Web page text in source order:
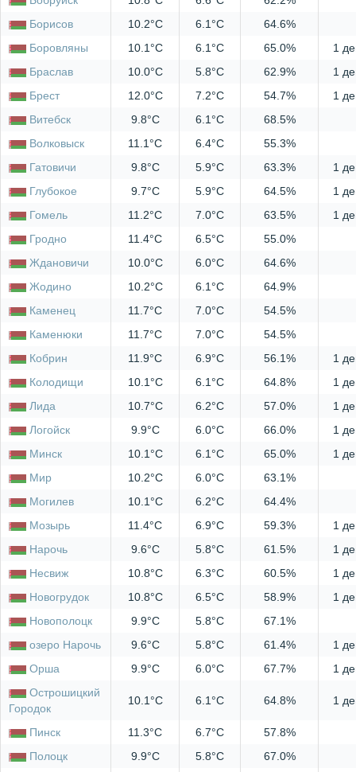
Борисов
10.2°C 6.1°C
64.6%
Боровляны
10.1°C 6.1°C 65.0%
1
Браслав
10.0°C 5.8°C 62.9%
1
Брест
12.0°C 7.2°C 54.7%
1
Витебск
9.8°C 6.1°C
68.5%
Волковыск
11.1°C 6.4°C
55.3%
Гатовичи
9.8°C 5.9°C 63.3%
1
Глубокое
9.7°C 5.9°C 64.5%
1
Гомель
11.2°C 7.0°C 63.5%
1
Гродно
11.4°C 6.5°C
55.0%
Ждановичи
10.0°C 6.0°C
64.6%
Жодино
10.2°C 6.1°C
64.9%
Каменец
11.7°C 7.0°C
54.5%
Каменюки
11.7°C 7.0°C
54.5%
Кобрин
11.9°C 6.9°C 56.1%
1
Колодищи
10.1°C 6.1°C 64.8%
1
Лида
10.7°C 6.2°C 57.0%
1
Логойск
9.9°C 6.0°C 66.0%
1
Минск
10.1°C 6.1°C 65.0%
1
Мир
10.2°C 6.0°C
63.1%
Могилев
10.1°C 6.2°C
64.4%
Мозырь
11.4°C 6.9°C 59.3%
1
Нарочь
9.6°C 5.8°C 61.5%
1
Несвиж
10.8°C 6.3°C 60.5%
1
Новогрудок
10.8°C 6.5°C 58.9%
1
Новополоцк
9.9°C 5.8°C
67.1%
озеро Нарочь
9.6°C 5.8°C 61.4%
1
Орша
9.9°C 6.0°C 67.7%
1
Острошицкий
Городок
10.1°C 6.1°C 64.8% 1
Пинск 11.3°C 6.7°C
57.8%
Полоцк
9.9°C 5.8°C
67.0%